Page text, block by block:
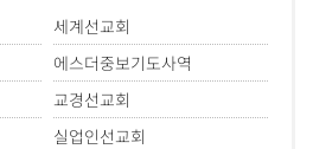
세계선교회
에스더중보기도사역
교경선교회
실업인선교회